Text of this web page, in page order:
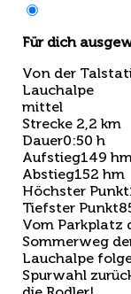
Für dich
Von der
Lauchalpe
mittel
Strecke 2,2 km
Dauer0:50 h
Aufstieg149
Abstieg152 hm
Höchster Punkt
Tiefster Punkt
Vom Parkplatz
Sommerweg
Lauchalpe
Spurwahl